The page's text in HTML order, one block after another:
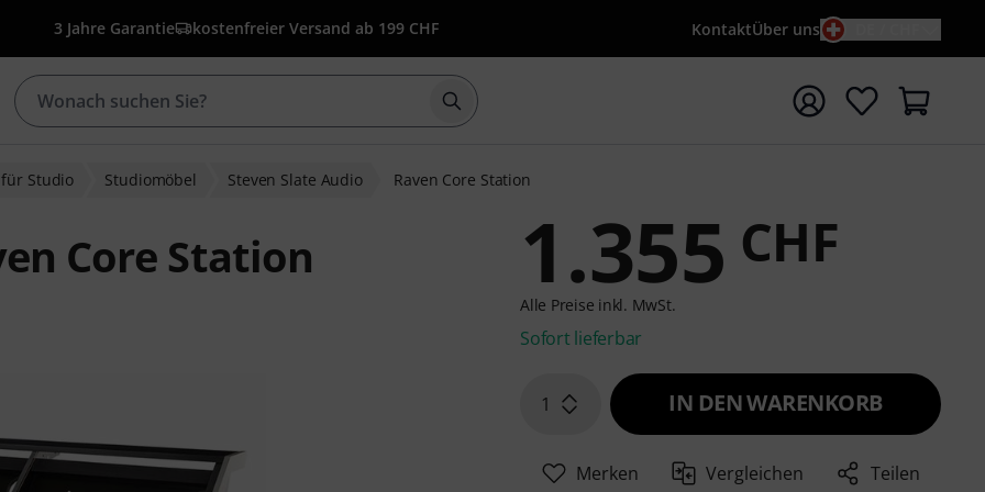
3 Jahre Garantie kostenfreier Versand ab 199 CHF KontaktÜber uns
Suche mit Suchwort {searchTerm} starten
Studio Studiomöbel Steven Slate Audio Raven Core Station
Core Station 1.355 CHF
Alle Preise inkl. MwSt.
Sofort lieferbar
1 IN DEN WARENKORB
Merken Vergleichen Teilen